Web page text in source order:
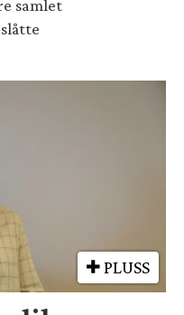
samlet
PLUSS